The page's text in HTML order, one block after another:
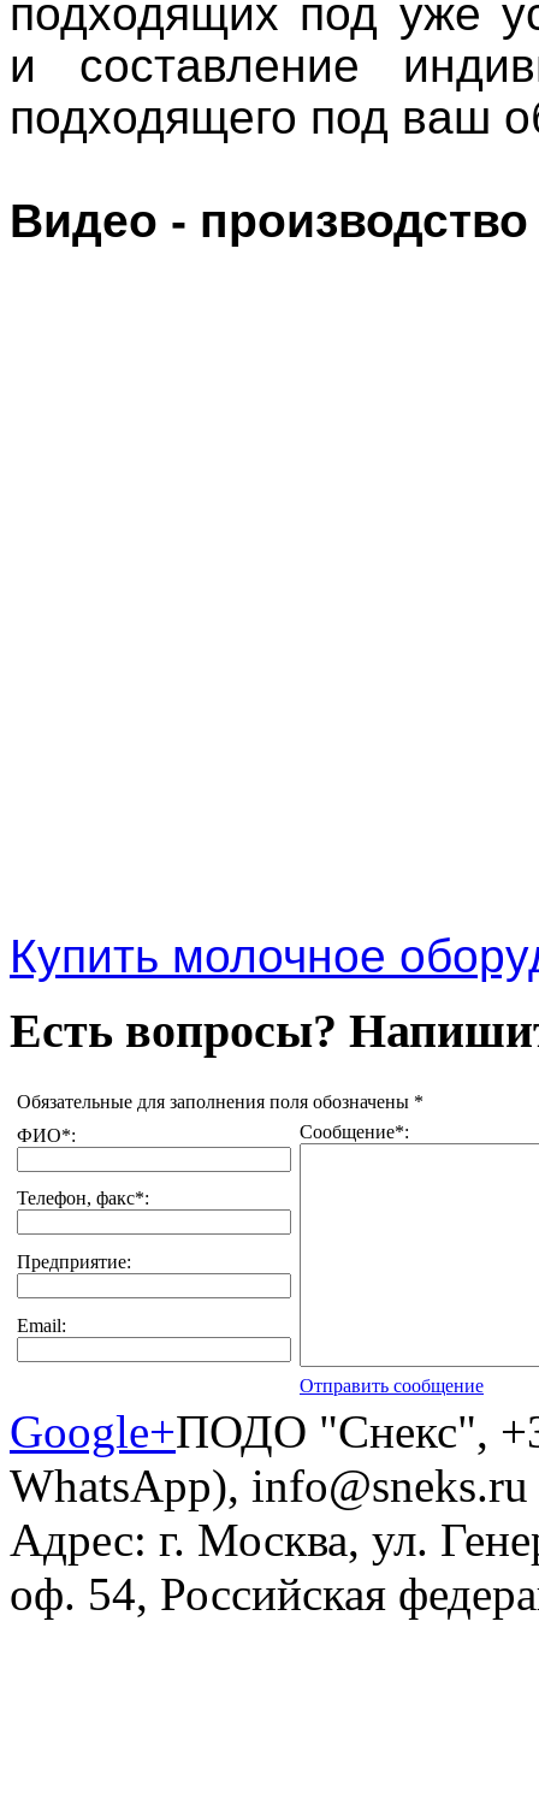
подходящих под уже
и составление
подходящего под ваш
Видео -
Купить молочное
Есть вопросы?
Обязательные для заполнения поля обозначены *
ФИО*: Сообщение*:
Телефон, факс*:
Предприятие:
Email:
Отправить сообщение
Google+ПОДО "Снекс",
WhatsApp), info@sneks.ru
Адрес: г. Москва, ул.
оф. 54, Российская